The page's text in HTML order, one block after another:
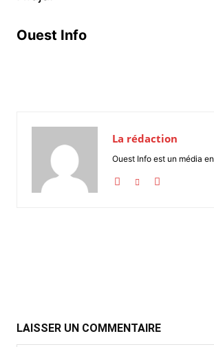
Ouest Info
La rédaction
Ouest Info est un média
LAISSER UN COMMENTAIRE